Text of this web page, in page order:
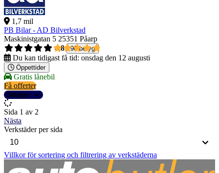
1,7 mil
PB Bilar - AD Bilverkstad
Maskinistgatan 5 25351 Påarp
4,8
90 betyg
Du kan tidigast få tid: onsdag den 12 augusti
Öppettider
Gratis lånebil
Få offerter
Detaljer
Sida 1 av 2
Nästa
Verkstäder per sida
Villkor för sortering och filtrering av verkstäderna